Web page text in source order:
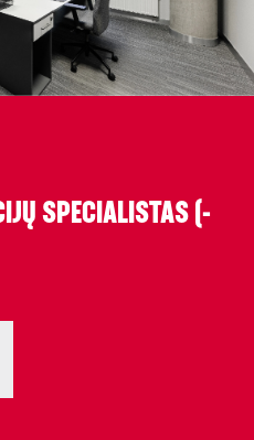
SPECIALISTAS (-